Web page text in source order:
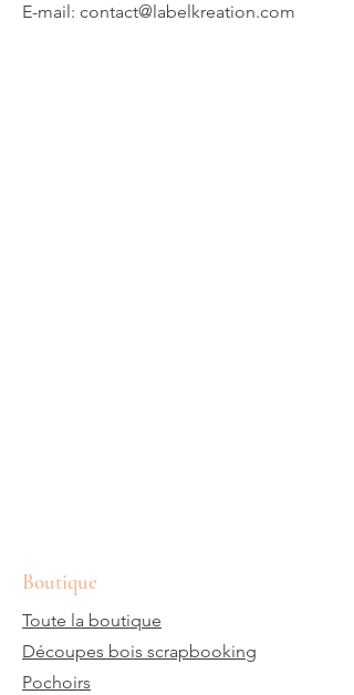
E-mail: contact@labelkreation.com
Boutique
Toute la boutique
Découpes bois scrapbooking
Pochoirs